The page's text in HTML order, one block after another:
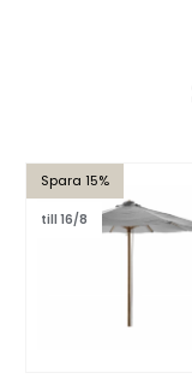
Spara 15%
till 16/8